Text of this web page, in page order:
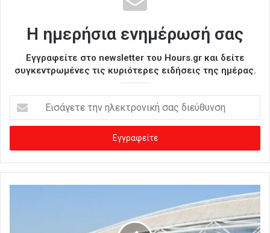
Η ημερήσια ενημέρωσή σας
Εγγραφείτε στο newsletter του Hours.gr και δείτε
συγκεντρωμένες τις κυριότερες ειδήσεις της ημέρας.
σ
γ
ε